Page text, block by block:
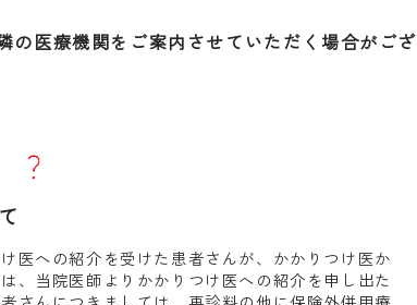
の医療機関をご案内させていただく場合がござ
医への紹介を受けた患者さんが、かかりつけ医か
、当院医師よりかかりつけ医への紹介を申し出た